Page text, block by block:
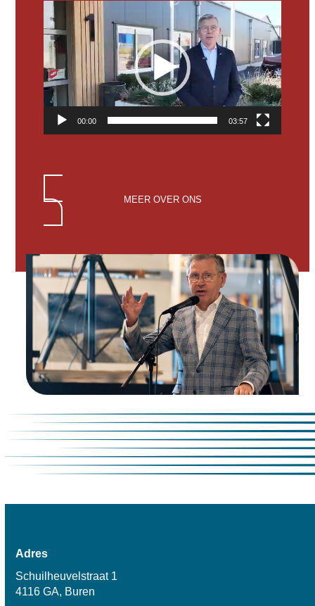
Videospeler
00:00 03:57
MEER OVER ONS
Adres
Schuilheuvelstraat 1
4116 GA, Buren